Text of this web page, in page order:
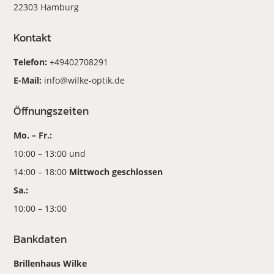
22303 Hamburg
Kontakt
Telefon:+49402708291
E-Mail: info@wilke-optik.de
Öffnungszeiten
Mo. – Fr.:
10:00 – 13:00 und
14:00 – 18:00 Mittwoch geschlossen
Sa.:
10:00 – 13:00
Bankdaten
Brillenhaus Wilke